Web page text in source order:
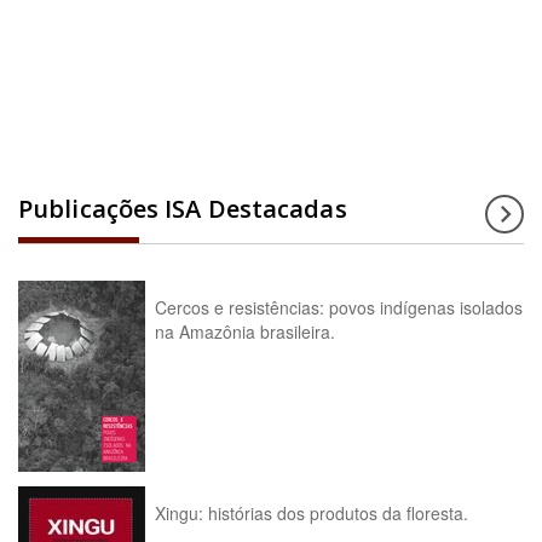
Publicações ISA Destacadas
Cercos e resistências: povos indígenas isolados
na Amazônia brasileira.
Xingu: histórias dos produtos da floresta.